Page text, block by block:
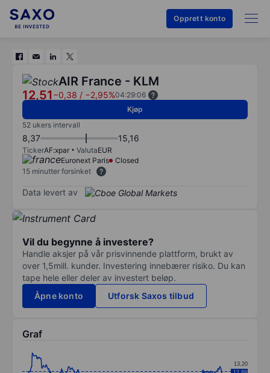
Opprett konto
AIR France - KLM
12,51−0,38 / −2,95%04:29:06
Kjøp
52 ukers intervall
8,37 15,16
TickerAF:xpar ValutaEUR
Euronext Paris
Closed
15 minutter forsinket
Data levert av
Vil du begynne å investere?
Handle aksjer på vår prisvinnende plattform, brukt av
over 1,5mill. kunder. Investering innebærer risiko. Du kan
tape hele eller deler av investert beløp.
Åpne konto
Utforsk Saxos tilbud
Graf
13,20